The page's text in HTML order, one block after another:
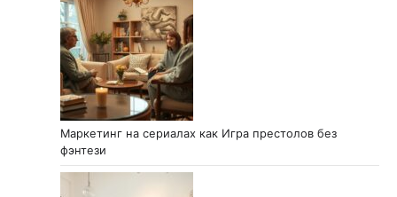
Маркетинг на сериалах как Игра престолов без
фэнтези